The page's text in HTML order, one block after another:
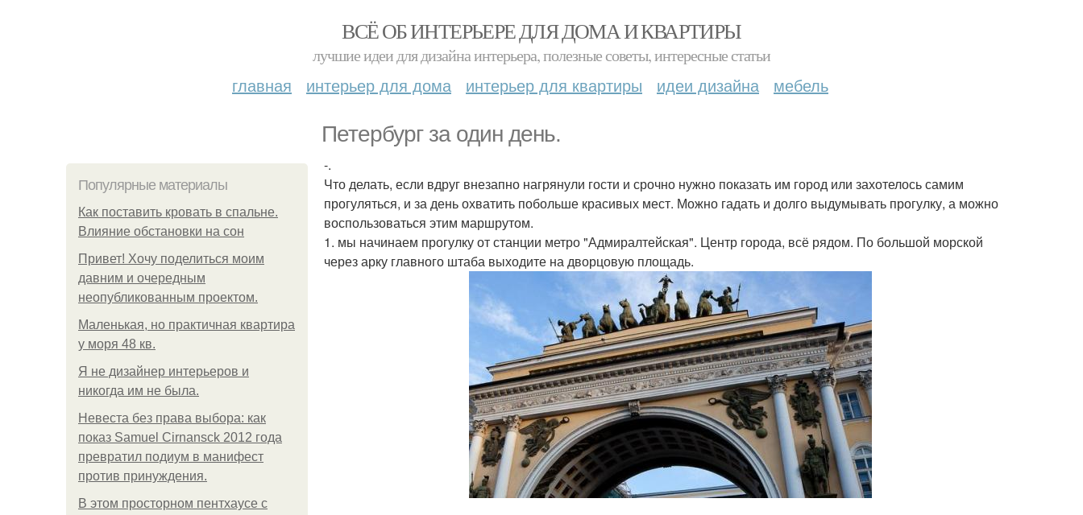
ВСЁ ОБ ИНТЕРЬЕРЕ ДЛЯ ДОМА И КВАРТИРЫ
лучшие идеи для дизайна интерьера, полезные советы, интересные статьи
главная интерьер для дома интерьер для квартиры идеи дизайна мебель
Петербург за один день.
Популярные материалы
Как поставить кровать в спальне.
Влияние обстановки на сон
Привет! Хочу поделиться моим
давним и очередным
неопубликованным проектом.
Маленькая, но практичная квартира
у моря 48 кв.
Я не дизайнер интерьеров и
никогда им не была.
Невеста без права выбора: как
показ Samuel Cirnansck 2012 года
превратил подиум в манифест
против принуждения.
В этом просторном пентхаусе с
-.
Что делать, если вдруг внезапно нагрянули гости и срочно нужно показать им город или захотелось самим
прогуляться, и за день охватить побольше красивых мест. Можно гадать и долго выдумывать прогулку, а можно
воспользоваться этим маршрутом.
1. мы начинаем прогулку от станции метро "Адмиралтейская". Центр города, всё рядом. По большой морской
через арку главного штаба выходите на дворцовую площадь.